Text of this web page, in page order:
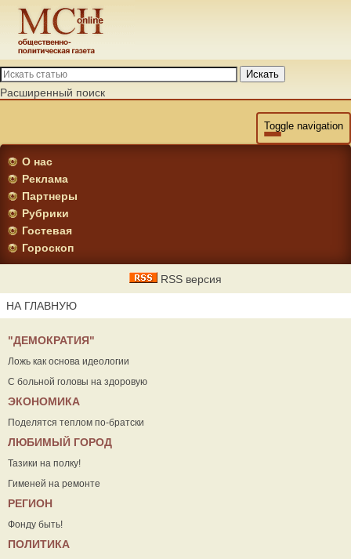
Искать
Расширенный поиск
Toggle navigation
О нас
Реклама
Партнеры
Рубрики
Гостевая
Гороскоп
RSS версия
НА ГЛАВНУЮ
"ДЕМОКРАТИЯ"
Ложь как основа идеологии
С больной головы на здоровую
ЭКОНОМИКА
Поделятся теплом по-братски
ЛЮБИМЫЙ ГОРОД
Тазики на полку!
Гименей на ремонте
РЕГИОН
Фонду быть!
ПОЛИТИКА